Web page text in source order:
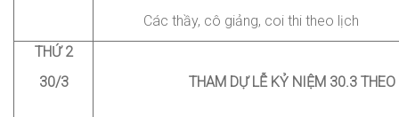
Các thầy, cô giảng, coi thitheo lịch
THỨ 2
30/3
THAM DỰ LỄ KỶ NIỆM 30.3